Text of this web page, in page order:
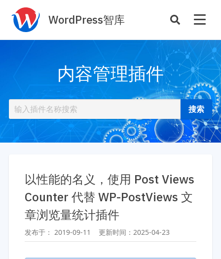
WordPress智库
主机托管
插件开发
性能优化
SEO与全站运营
案例 商店
插件商店
资源
主题推荐
插件推荐
开发手册
插件开发手册
主题开发分享
技术专题
安全增强
内容管理插件
以性能的名义，使用 Post Views
Counter 代替 WP-PostViews 文
章浏览量统计插件
发布于： 2019-09-11 更新时间： 2025-04-23